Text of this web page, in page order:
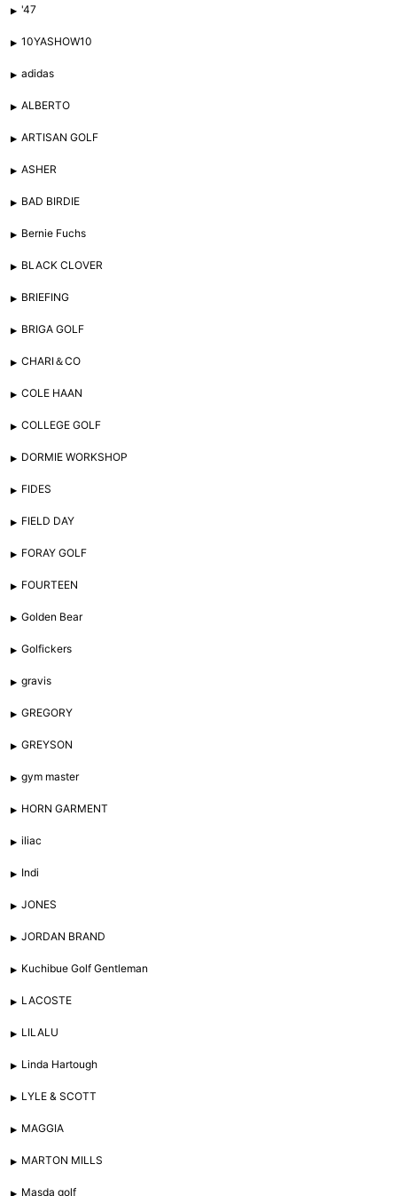
'47
10YASHOW10
adidas
ALBERTO
ARTISAN GOLF
ASHER
BAD BIRDIE
Bernie Fuchs
BLACK CLOVER
BRIEFING
BRIGA GOLF
CHARI＆CO
COLE HAAN
COLLEGE GOLF
DORMIE WORKSHOP
FIDES
FIELD DAY
FORAY GOLF
FOURTEEN
Golden Bear
Golfickers
gravis
GREGORY
GREYSON
gym master
HORN GARMENT
iliac
Indi
JONES
JORDAN BRAND
Kuchibue Golf Gentleman
LACOSTE
LILALU
Linda Hartough
LYLE & SCOTT
MAGGIA
MARTON MILLS
Masda golf